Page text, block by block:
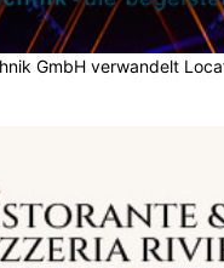
GmbH verwandelt